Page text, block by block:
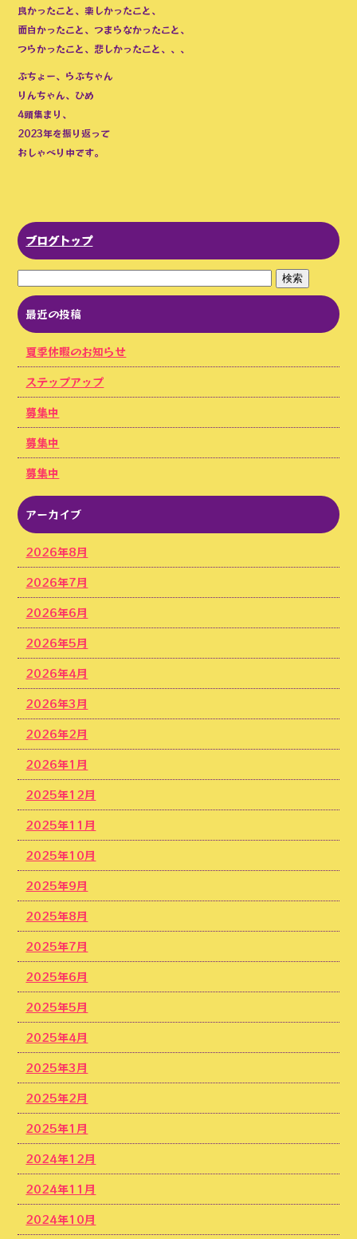
良かったこと、楽しかったこと、
面白かったこと、つまらなかったこと、
つらかったこと、悲しかったこと、、、
ぶちょー、らぶちゃん
りんちゃん、ひめ
4頭集まり、
2023年を振り返って
おしゃべり中です。
ブログトップ
最近の投稿
夏季休暇のお知らせ
ステップアップ
募集中
募集中
募集中
アーカイブ
2026年8月
2026年7月
2026年6月
2026年5月
2026年4月
2026年3月
2026年2月
2026年1月
2025年12月
2025年11月
2025年10月
2025年9月
2025年8月
2025年7月
2025年6月
2025年5月
2025年4月
2025年3月
2025年2月
2025年1月
2024年12月
2024年11月
2024年10月